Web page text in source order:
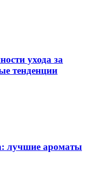
ухода за
тенденции
лучшие ароматы